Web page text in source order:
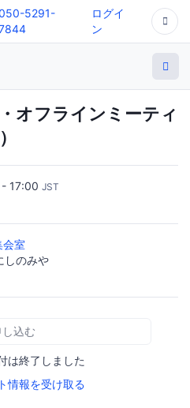
5291-
ログイ
ン
オフラインミーティ
17:00 JST
室
しのみや
し込む
は終了しました
情報を受け取る